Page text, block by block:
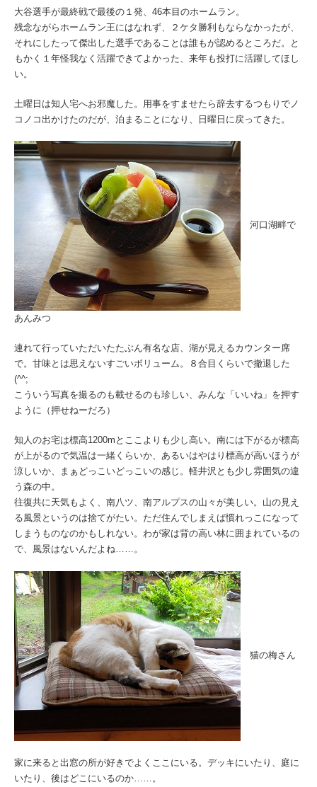
大谷選手が最終戦で最後の１発、46本目のホームラン。
残念ながらホームラン王にはなれず、２ケタ勝利もならなかったが、
それにしたって傑出した選手であることは誰もが認めるところだ。と
もかく１年怪我なく活躍できてよかった、来年も投打に活躍してほし
い。
土曜日は知人宅へお邪魔した。用事をすませたら辞去するつもりでノ
コノコ出かけたのだが、泊まることになり、日曜日に戻ってきた。
河口湖畔で
あんみつ
連れて行っていただいたたぶん有名な店、湖が見えるカウンター席
で。甘味とは思えないすごいボリューム。８合目くらいで撤退した
(^^;
こういう写真を撮るのも載せるのも珍しい、みんな「いいね」を押す
ように（押せねーだろ）
知人のお宅は標高1200mとここよりも少し高い。南には下がるが標高
が上がるので気温は一緒くらいか、あるいはやはり標高が高いほうが
涼しいか、まぁどっこいどっこいの感じ。軽井沢とも少し雰囲気の違
う森の中。
往復共に天気もよく、南八ツ、南アルプスの山々が美しい。山の見え
る風景というのは捨てがたい。ただ住んでしまえば慣れっこになって
しまうものなのかもしれない。わが家は背の高い林に囲まれているの
で、風景はないんだよね……。
猫の梅さん
家に来ると出窓の所が好きでよくここにいる。デッキにいたり、庭に
いたり、後はどこにいるのか……。